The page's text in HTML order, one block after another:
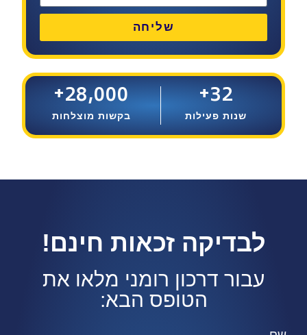
שליחה
שנות פעילות
32
+
בקשות מוצלחות
28,000
+
לבדיקה זכאות חינם!
עבור דרכון רומני מלאו את
הטופס הבא: